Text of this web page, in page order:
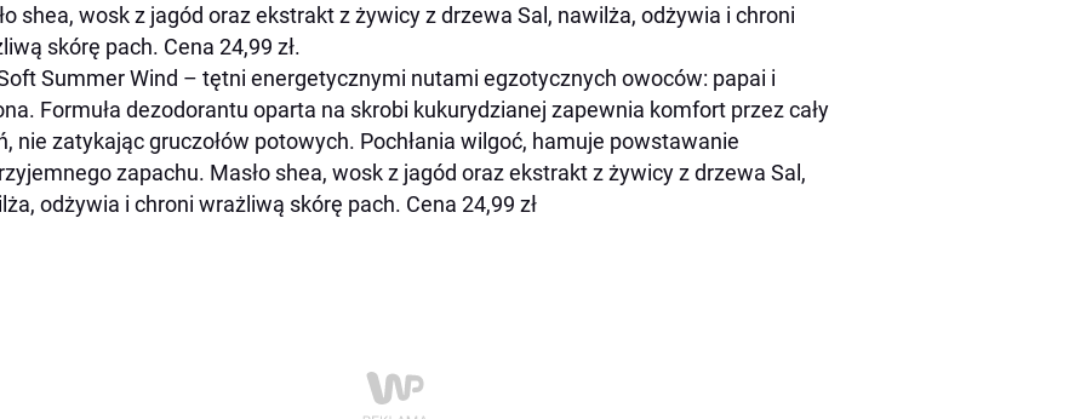
shea, wosk z jagód oraz ekstrakt z żywicy z drzewa Sal, nawilża, odżywia i chroni
skórę pach. Cena 24,99 zł.
Summer Wind – tętni energetycznymi nutami egzotycznych owoców: papai i
Formuła dezodorantu oparta na skrobi kukurydzianej zapewnia komfort przez cały
nie zatykając gruczołów potowych. Pochłania wilgoć, hamuje powstawanie
zapachu. Masło shea, wosk z jagód oraz ekstrakt z żywicy z drzewa Sal,
odżywia i chroni wrażliwą skórę pach. Cena 24,99 zł